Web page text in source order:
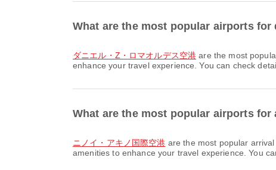
What are the most popular airports for
ダニエル・Z・ロマオルデス空港 are the most
enhance your travel experience. You can check
What are the most popular airports for
ニノイ・アキノ国際空港 are the most popular
amenities to enhance your travel experience. You